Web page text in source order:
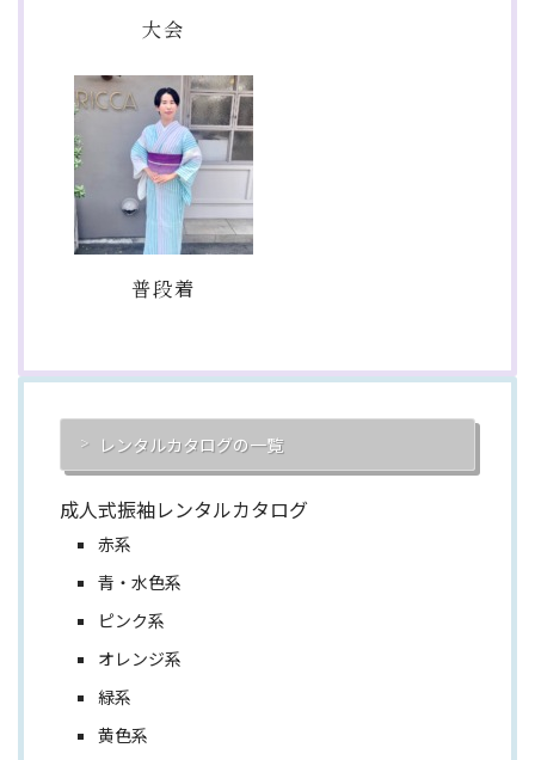
大会
普段着
レンタルカタログの一覧
成人式振袖レンタルカタログ
赤系
青・水色系
ピンク系
オレンジ系
緑系
黄色系